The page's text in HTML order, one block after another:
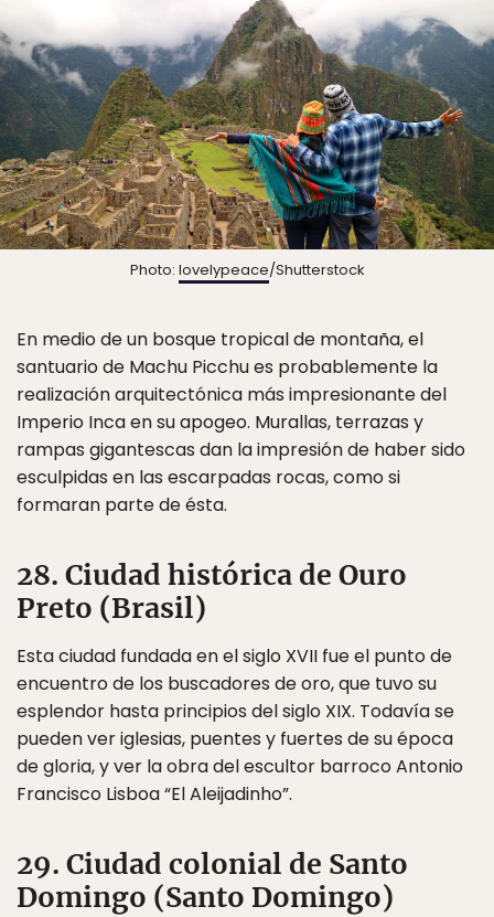
Photo: lovelypeace/Shutterstock
En medio de un bosque tropical de montaña, el
santuario de Machu Picchu es probablemente la
realización arquitectónica más impresionante del
Imperio Inca en su apogeo. Murallas, terrazas y
rampas gigantescas dan la impresión de haber sido
esculpidas en las escarpadas rocas, como si
formaran parte de ésta.
28. Ciudad histórica de Ouro
Preto (Brasil)
Esta ciudad fundada en el siglo XVII fue el punto de
encuentro de los buscadores de oro, que tuvo su
esplendor hasta principios del siglo XIX. Todavía se
pueden ver iglesias, puentes y fuertes de su época
de gloria, y ver la obra del escultor barroco Antonio
Francisco Lisboa “El Aleijadinho”.
29. Ciudad colonial de Santo
Domingo (Santo Domingo)